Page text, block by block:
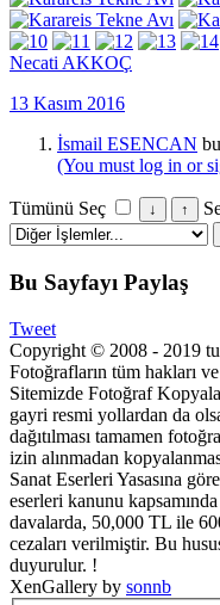
Necati AKKOÇ
13 Kasım 2016
İsmail ESENCAN
(You must log in or
Tümünü Seç
Bu Sayfayı Paylaş
Tweet
Copyright © 2008 - 2019
Fotoğrafların tüm hakları
Sitemizde Fotoğraf
gayri resmi yollardan da
dağıtılması tamamen
izin alınmadan
Sanat Eserleri Yasasına
eserleri kanunu
davalarda, 50,000 TL ile
cezaları verilmiştir. Bu
duyurulur. !
XenGallery by sonnb